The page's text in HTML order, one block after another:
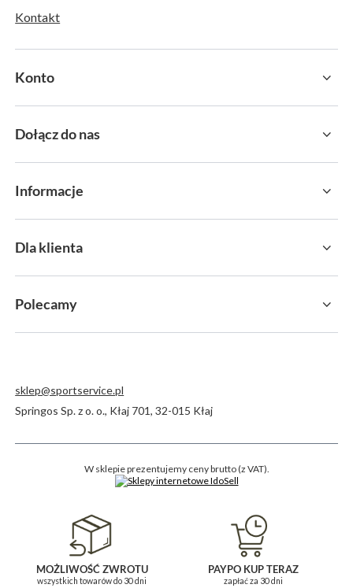
Kontakt
Konto
Dołącz do nas
Informacje
Dla klienta
Polecamy
sklep@sportservice.pl
Springos Sp. z o. o., Kłaj 701,32-015 Kłaj
W sklepie prezentujemy ceny brutto (z VAT).
MOŻLIWOŚĆ ZWROTU
wszystkich towarów do 30 dni
PAYPO KUP TERAZ
zapłać za 30 dni